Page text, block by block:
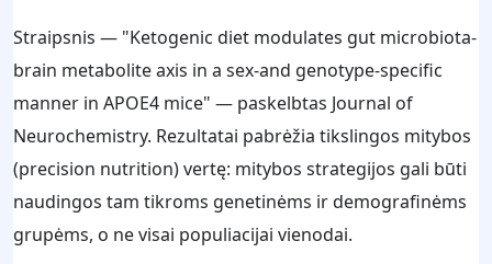
Straipsnis — "Ketogenic diet modulates gut microbiota-
brain metabolite axis in a sex-and genotype-specific
manner in APOE4 mice" — paskelbtas Journal of
Neurochemistry. Rezultatai pabrėžia tikslingos mitybos
(precision nutrition) vertę: mitybos strategijos gali būti
naudingos tam tikroms genetinėms ir demografinėms
grupėms, o ne visai populiacijai vienodai.